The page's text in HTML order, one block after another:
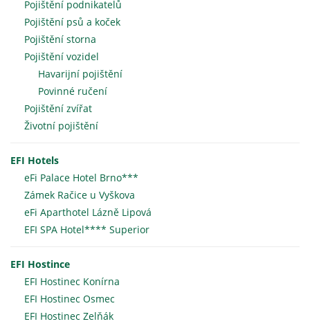
Pojištění podnikatelů
Pojištění psů a koček
Pojištění storna
Pojištění vozidel
Havarijní pojištění
Povinné ručení
Pojištění zvířat
Životní pojištění
EFI Hotels
eFi Palace Hotel Brno***
Zámek Račice u Vyškova
eFi Aparthotel Lázně Lipová
EFI SPA Hotel**** Superior
EFI Hostince
EFI Hostinec Konírna
EFI Hostinec Osmec
EFI Hostinec Zelňák